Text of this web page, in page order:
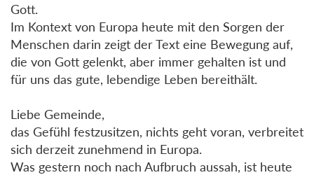
Gott.
Im Kontext von Europa heute mit den Sorgen der
Menschen darin zeigt der Text eine Bewegung auf,
die von Gott gelenkt, aber immer gehalten ist und
für uns das gute, lebendige Leben bereithält.
Liebe Gemeinde,
das Gefühl festzusitzen, nichts geht voran, verbreitet
sich derzeit zunehmend in Europa.
Was gestern noch nach Aufbruch aussah, ist heute